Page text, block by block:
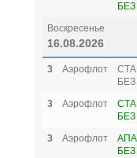
Воскресенье
16.08.2026
3 Аэрофлот
3
Аэрофлот
3
Аэрофлот